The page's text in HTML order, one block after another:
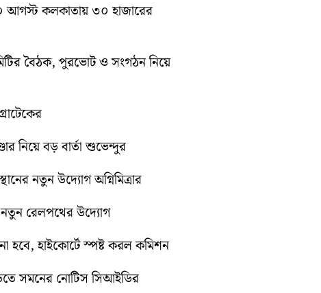
আগস্ট কলকাতায় ৩০ হাজারের
বৈঠক, পুরভোট ও সংগঠন নিয়ে
নিয়ে বড় বার্তা শুভেন্দুর
নতুন উদ্যোগ অগ্নিমিত্রার
নতুন রেলপথের উদ্যোগ
হবে, হাইকোর্টে স্পষ্ট করল কমিশন
সমনের নোটিস সিআইডির